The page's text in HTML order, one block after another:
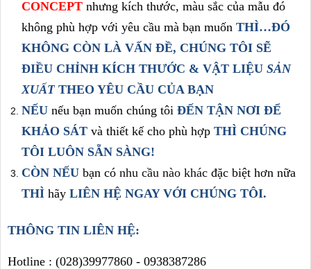
CONCEPT nhưng kích thước, màu sắc của mẫu đó
không phù hợp với yêu cầu mà bạn muốn THÌ…ĐÓ
KHÔNG CÒN LÀ VẤN ĐỀ, CHÚNG TÔI SẼ
ĐIỀU CHỈNH KÍCH THƯỚC & VẬT LIỆU SẢN
XUẤT THEO YÊU CẦU CỦA BẠN
NẾU nếu bạn muốn chúng tôi ĐẾN TẬN NƠI ĐỂ
KHẢO SÁT và thiết kế cho phù hợp THÌ CHÚNG
TÔI LUÔN SẴN SÀNG!
CÒN NẾU bạn có nhu cầu nào khác đặc biệt hơn nữa
THÌ hãy LIÊN HỆ NGAY VỚI CHÚNG TÔI.
THÔNG TIN LIÊN HỆ:
Hotline : (028)39977860 - 0938387286